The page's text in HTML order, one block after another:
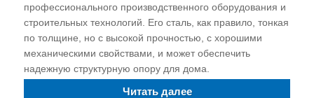
профессионального производственного оборудования и
строительных технологий. Его сталь, как правило, тонкая
по толщине, но с высокой прочностью, с хорошими
механическими свойствами, и может обеспечить
надежную структурную опору для дома.
Читать далее